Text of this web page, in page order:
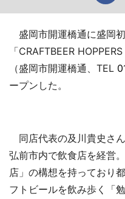
盛岡市開運橋通に盛岡
「CRAFTBEER
（盛岡市開運橋通、TEL
ープンした。
同店代表の及川貴史さ
弘前市内で飲食店を経営
店」の構想を持っており
フトビールを飲み歩く「